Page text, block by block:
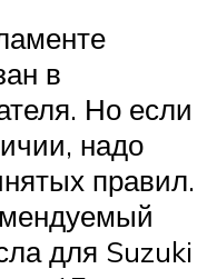
в
Но если
надо
правил.
для Suzuki